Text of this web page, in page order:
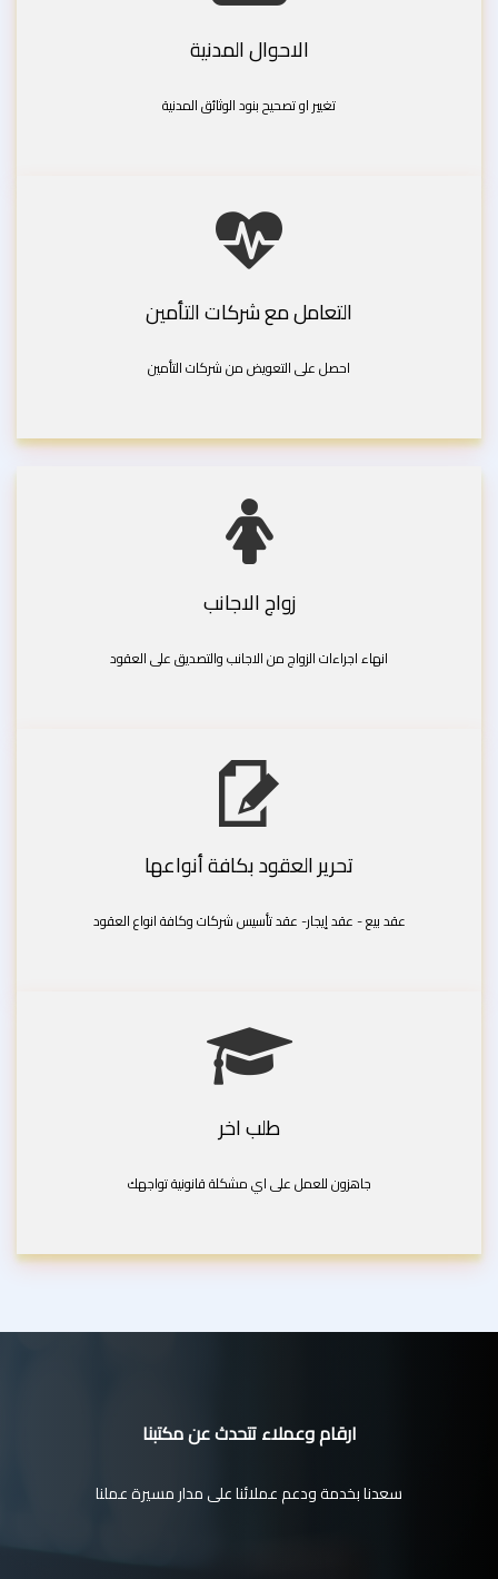
الاحوال المدنية
تغيير او تصحيح بنود الوثائق المدنية
التعامل مع شركات التأمين
احصل على التعويض من شركات التأمين
زواج الاجانب
انهاء اجراءات الزواج من الاجانب والتصديق على العقود
تحرير العقود بكافة أنواعها
عقد بيع - عقد إيجار- عقد تأسيس شركات وكافة انواع العقود
طلب اخر
جاهزون للعمل على اي مشكلة قانونية تواجهك
ارقام وعملاء تتحدث عن مكتبنا
سعدنا بخدمة ودعم عملائنا على مدار مسيرة عملنا